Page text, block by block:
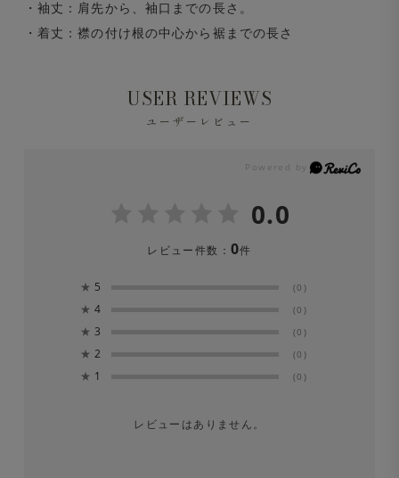
・袖丈：肩先から、袖口までの長さ。
・着丈：襟の付け根の中心から裾までの長さ
USER REVIEWS
ユーザーレビュー
0.0
レビュー件数： 0件
★ 5 (0)
★ 4 (0)
★ 3 (0)
★ 2 (0)
★ 1 (0)
レビューはありません。